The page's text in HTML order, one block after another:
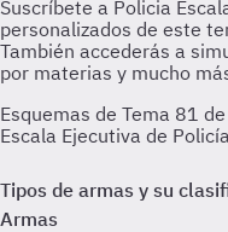
Esquemas de Tema 81
Escala Ejecutiva de
Tipos de armas y su
Armas